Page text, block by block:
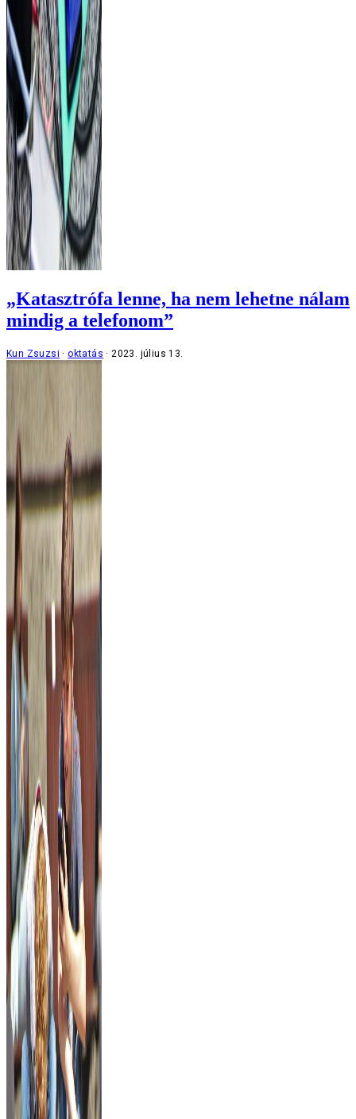
„Katasztrófa lenne, ha nem lehetne nálam
mindig a telefonom”
Kun Zsuzsi oktatás 2023. július 13.